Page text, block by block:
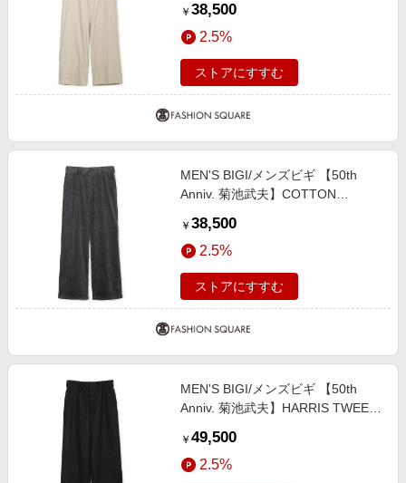
ワイト ２
￥ 38,500
2.5%
ストアにすすむ
MEN'S BIGI/メンズビギ 【50th
Anniv. 菊池武夫】COTTON
１
￥ 38,500
2.5%
ストアにすすむ
MEN'S BIGI/メンズビギ 【50th
Anniv. 菊池武夫】HARRIS TWEED
￥ 49,500
2.5%